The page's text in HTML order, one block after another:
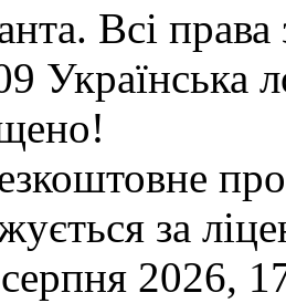
Всі
Українська
за
2026,